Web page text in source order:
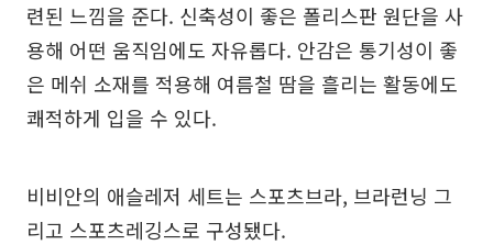
련된 느낌을 준다. 신축성이 좋은 폴리스판 원단을 사
용해 어떤 움직임에도 자유롭다. 안감은 통기성이 좋
은 메쉬 소재를 적용해 여름철 땀을 흘리는 활동에도
쾌적하게 입을 수 있다.
비비안의 애슬레저 세트는 스포츠브라, 브라런닝 그
리고 스포츠레깅스로 구성됐다.